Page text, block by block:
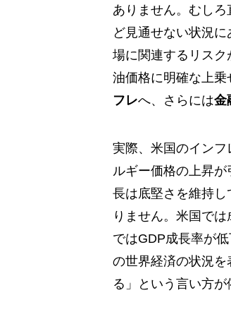
ありません。むし
ど見通せない状況
場に関連するリス
油価格に明確な上
フレへ、さらには金
実際、米国のイン
ルギー価格の上昇
長は底堅さを維持
りません。米国で
ではGDP成長率が
の世界経済の状況
る」という言い方が